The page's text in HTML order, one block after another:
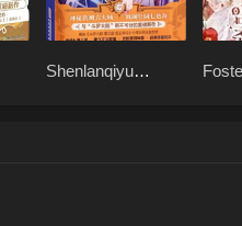
Shenlanqiyu